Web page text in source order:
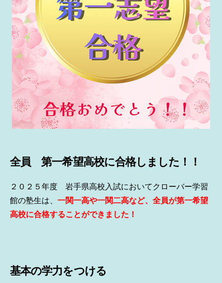
全員 第一希望高校に合格しました！！
２０２５年度 岩手県高校入試においてクローバー学習
館の塾生は、 一関一高や一関二高など、全員が第一希望
高校に合格することができました！
基本の学力をつける